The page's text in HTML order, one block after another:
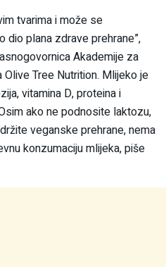
tvarima i može se
dio plana zdrave prehrane”,
Akademije za
Tree Nutrition. Mlijeko je
vitamina D, proteina i
ako ne podnosite laktozu,
veganske prehrane, nema
konzumaciju mlijeka, piše